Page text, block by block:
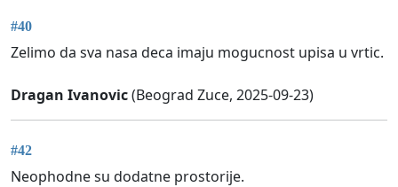
#40
Zelimo da sva nasa deca imaju mogucnost upisa u vrtic.
Dragan Ivanovic(Beograd Zuce, 2025-09-23)
#42
Neophodne su dodatne prostorije.